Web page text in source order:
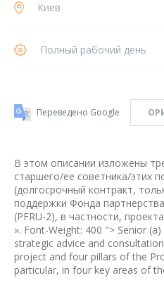
Киев
Полный рабочий день
Переведено Google
В этом описании изложены
старшего/ее советника/этих
(долгосрочный контракт,
поддержки Фонда
(PFRU-2), в частности,
». Font-Weight: 400 "> Senior
strategic advice and
project and four pillars of the
particular, in four key areas of